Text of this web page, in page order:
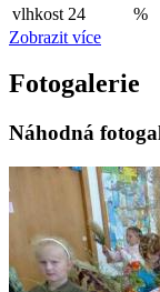
vlhkost 24
%
Zobrazit více
Fotogalerie
Náhodná